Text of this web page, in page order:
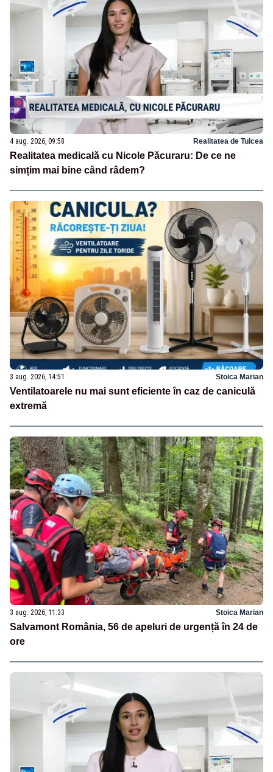
4 aug. 2026, 09:58 Realitatea de Tulcea
Realitatea medicală cu Nicole Păcuraru: De ce ne
simțim mai bine când râdem?
3 aug. 2026, 14:51 Stoica Marian
Ventilatoarele nu mai sunt eficiente în caz de caniculă
extremă
3 aug. 2026, 11:33 Stoica Marian
Salvamont România, 56 de apeluri de urgență în 24 de
ore